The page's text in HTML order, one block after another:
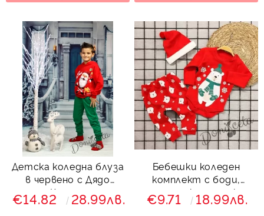
Детска коледна блуза
в червено с Дядо
Коледа
€14.82 28.99лв.
Бебешки коледен
комплект с боди,
панталонки и шапка с
мечок в червено
€9.71 18.99лв.